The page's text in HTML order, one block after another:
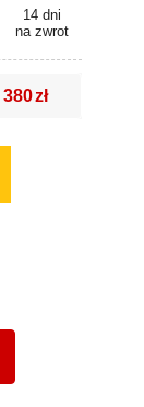
14 dni
na zwrot
380zł